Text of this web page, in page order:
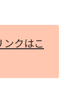
クはこ